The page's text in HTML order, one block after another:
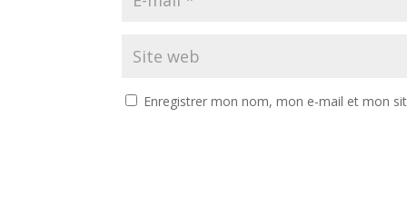
Enregistrer mon nom, mon e-mail et mon